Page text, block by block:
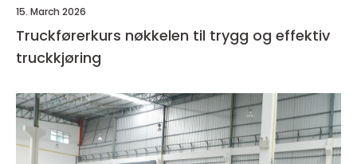
15. March 2026
Truckførerkurs nøkkelen til trygg og effektiv
truckkjøring